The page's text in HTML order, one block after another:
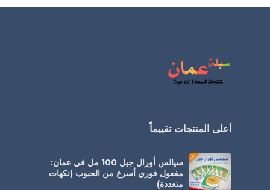
أعلى المنتجات تقييماً
سيالس أورال جيل 100 مل في عمان:
مفعول فوري أسرع من الحبوب (نكهات
متعددة)